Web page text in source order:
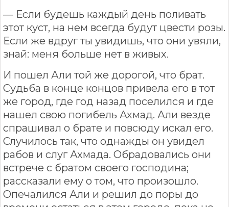
— Если будешь каждый день поливать
этот куст, на нем всегда будут цвести розы.
Если же вдруг ты увидишь, что они увяли,
знай: меня больше нет в живых.
И пошел Али той же дорогой, что брат.
Судьба в конце концов привела его в тот
же город, где год назад поселился и где
нашел свою погибель Ахмад. Али везде
спрашивал о брате и повсюду искал его.
Случилось так, что однажды он увидел
рабов и слуг Ахмада. Обрадовались они
встрече с братом своего господина;
рассказали ему о том, что произошло.
Опечалился Али и решил до поры до